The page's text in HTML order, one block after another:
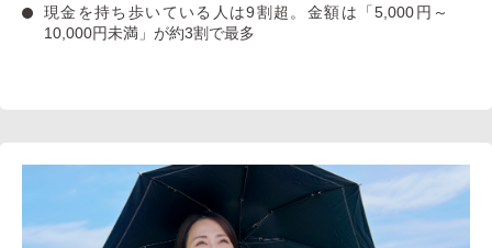
現金を持ち歩いている人は9割超 。金額は「5,000円～
10,000円未満」が約3割で最多